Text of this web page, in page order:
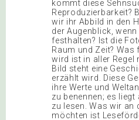
kommt diese
Reproduzierbarkeit?
wir ihr Abbild in den
der Augenblick,
festhalten? Ist die
Raum und Zeit?
wird ist in aller Regel
Bild steht eine
erzählt wird. Diese
ihre Werte und
zu benennen; es
zu lesen. Was wir an
möchten ist